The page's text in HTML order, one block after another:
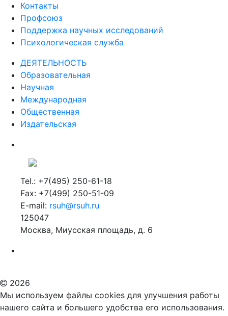
Контакты
Профсоюз
Поддержка научных исследований
Психологическая служба
ДЕЯТЕЛЬНОСТЬ
Образовательная
Научная
Международная
Общественная
Издательская
Tel.: +7(495) 250-61-18
Fax: +7(499) 250-51-09
E-mail: rsuh@rsuh.ru
125047
Москва, Миусская площадь, д. 6
2026
Мы используем файлы cookies для улучшения работы
нашего сайта и большего удобства его использования.